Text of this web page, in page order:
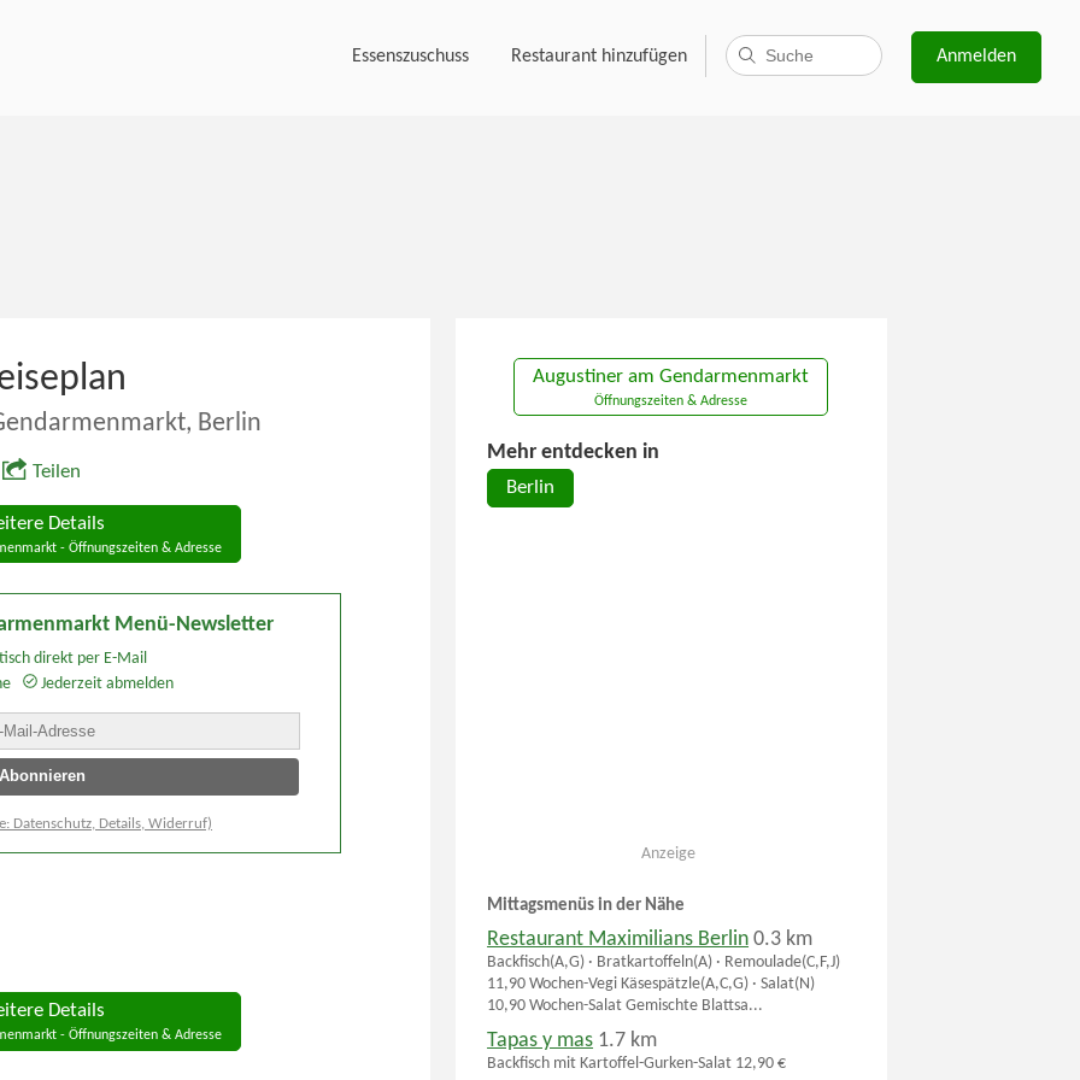
Essenszuschuss Restaurant hinzufügen Anmelden
Berlin
Teilen
Details
- Öffnungszeiten & Adresse
Menü-Newsletter
direkt per E-Mail
Jederzeit abmelden
Datenschutz, Details, Widerruf)
Details
- Öffnungszeiten & Adresse
Augustiner am Gendarmenmarkt
Öffnungszeiten & Adresse
Mehr entdecken in
Berlin
Anzeige
Mittagsmenüs in der Nähe
Restaurant Maximilians Berlin 0.3 km
Backfisch(A,G) · Bratkartoffeln(A) · Remoulade(C,F,J)
11,90 Wochen-Vegi Käsespätzle(A,C,G) · Salat(N)
10,90 Wochen-Salat Gemischte Blattsa...
Tapas y mas 1.7 km
Backfisch mit Kartoffel-Gurken-Salat 12,90 €